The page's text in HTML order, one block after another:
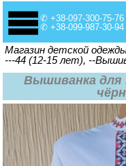
✆ +38-097-300-75-76
✆ +38-099-987-30-94
Вы здесь
Магазин детской
---44 (12-15 лет), --
Вышиванка для